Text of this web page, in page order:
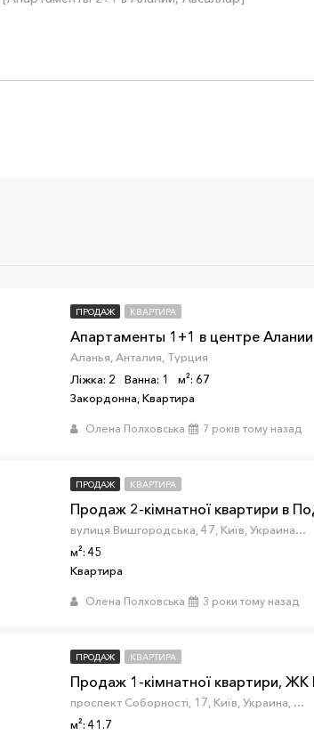
ПРОДАЖ КВАРТИРА
Апартаменты 1+1 в центре Алании
Аланья, Анталия, Турция
Ліжка: 2
Ванна: 1
м²: 67
Закордонна, Квартира
Олена Полховська 7 років тому назад
ПРОДАЖ КВАРТИРА
вулиця Вишгородська, 47, Київ, Украина, 04114
м²: 45
Квартира
Олена Полховська 3 роки тому назад
ПРОДАЖ КВАРТИРА
проспект Соборності, 17, Київ, Украина, 02090
м²: 41.7